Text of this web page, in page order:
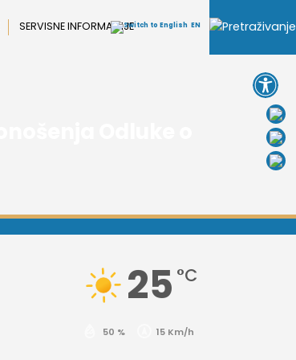
SERVISNE INFORMACIJE EN
25 °C
50 % 15 Km/h